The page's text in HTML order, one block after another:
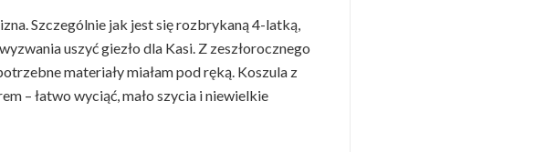
Szczególnie jak jest się rozbrykaną 4-latką,
uszyć giezło dla Kasi. Z zeszłorocznego
materiały miałam pod ręką. Koszula z
– łatwo wyciąć, mało szycia i niewielkie